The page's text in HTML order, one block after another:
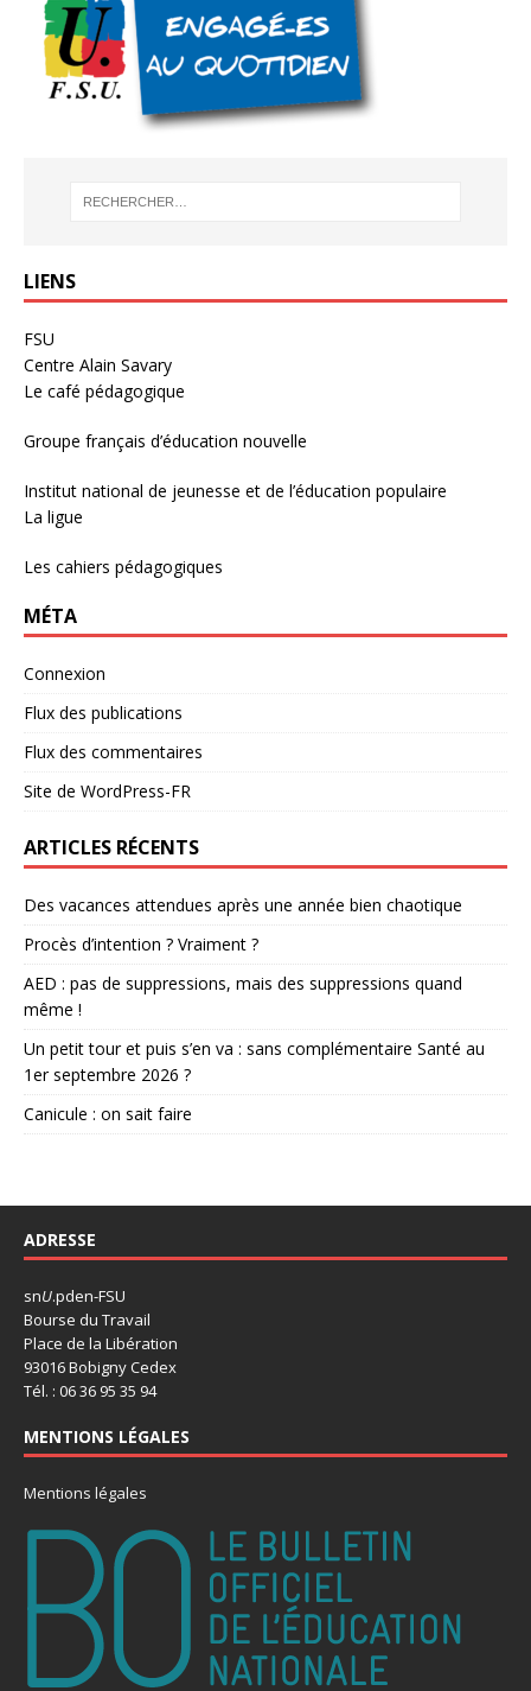
LIENS
FSU
Centre Alain Savary
Le café pédagogique
Groupe français d’éducation nouvelle
Institut national de jeunesse et de l’éducation populaire
La ligue
Les cahiers pédagogiques
MÉTA
Connexion
Flux des publications
Flux des commentaires
Site de WordPress-FR
ARTICLES RÉCENTS
Des vacances attendues après une année bien chaotique
Procès d’intention ? Vraiment ?
AED : pas de suppressions, mais des suppressions quand
même !
Un petit tour et puis s’en va : sans complémentaire Santé au
1er septembre 2026 ?
Canicule : on sait faire
ADRESSE
snU.pden-FSU
Bourse du Travail
Place de la Libération
93016 Bobigny Cedex
Tél. : 06 36 95 35 94
MENTIONS LÉGALES
Mentions légales